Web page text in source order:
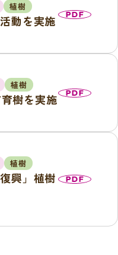
植樹
動を実施 PDF
植樹
樹を実施 PDF
植樹
興」植樹
PDF